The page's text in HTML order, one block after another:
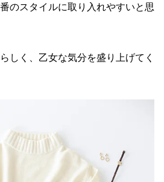
のスタイルに取り入れやすいと思
しく、乙女な気分を盛り上げてく